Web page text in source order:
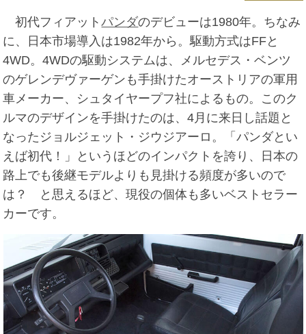
初代フィアットパンダのデビューは1980年。ちなみ
に、日本市場導入は1982年から。駆動方式はFFと
4WD。4WDの駆動システムは、メルセデス・ベンツ
のゲレンデヴァーゲンも手掛けたオーストリアの軍用
車メーカー、シュタイヤープフ社によるもの。このク
ルマのデザインを手掛けたのは、4月に来日し話題と
なったジョルジェット・ジウジアーロ。「パンダとい
えば初代！」というほどのインパクトを誇り、日本の
路上でも後継モデルよりも見掛ける頻度が多いので
は？ と思えるほど、現役の個体も多いベストセラー
カーです。